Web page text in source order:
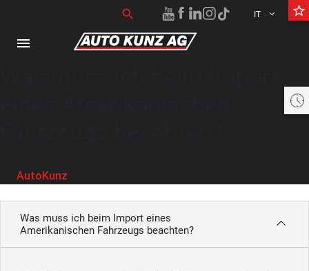
menu
Ricerca per:
search IT star_border
AutoKunz
Was muss ich beim Import eines
Amerikanischen Fahrzeugs beachten?